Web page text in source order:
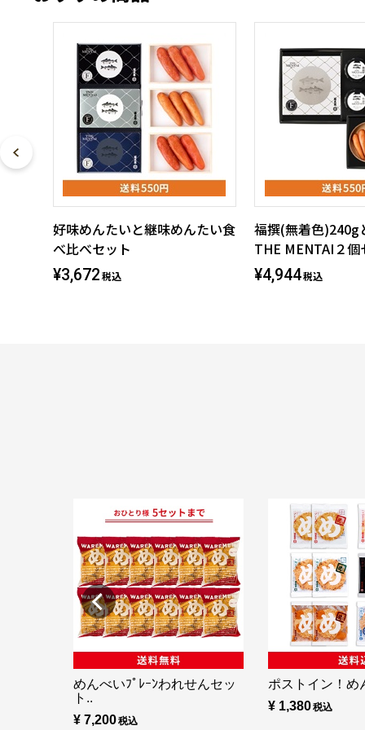
好味めんたいと継味めんたい食
べ比べセット
¥3,672 税込
福撰(無着色)240g
THE MENTAI２個
¥4,944税込
めんべいﾌﾟﾚｰﾝわれせんセッ
ト..
¥ 7,200
ポストイン！め
¥ 1,380